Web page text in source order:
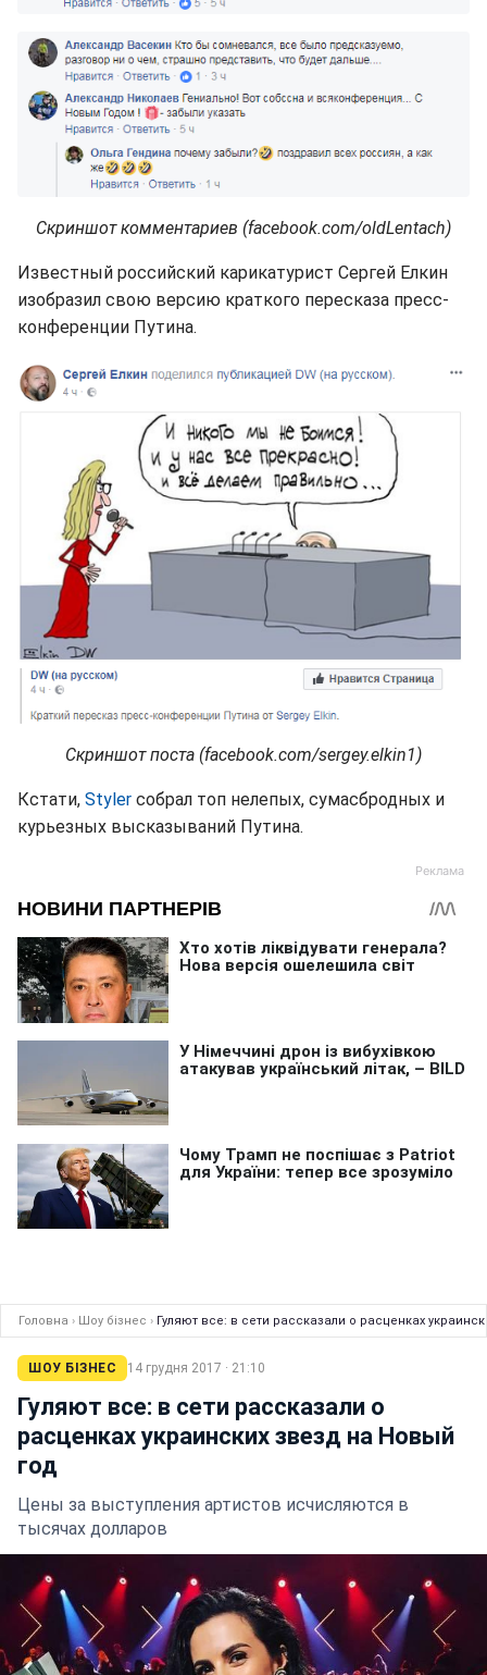
Скриншот комментариев (facebook.com/oldLentach)
Известный российский карикатурист Сергей Елкин
изобразил свою версию краткого пересказа пресс-
конференции Путина.
Скриншот поста (facebook.com/sergey.elkin1)
Кстати, Styler собрал топ нелепых, сумасбродных и
курьезных высказываний Путина.
Головна › Шоу бізнес › Гуляют все: в сети рассказали о расценках
ШОУ БІЗНЕС 14 грудня 2017 · 21:10
Гуляют все: в сети рассказали о
расценках украинских звезд на Новый
год
Цены за выступления артистов исчисляются в
тысячах долларов